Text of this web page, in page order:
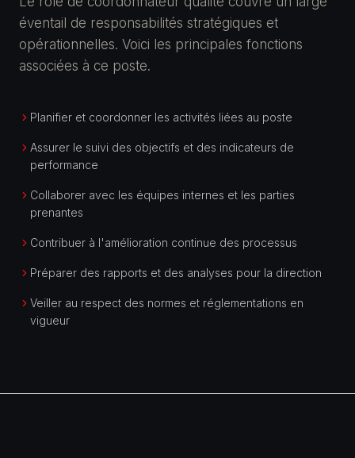
éventail de responsabilités stratégiques et
opérationnelles. Voici les principales fonctions
associées à ce poste.
Planifier et coordonner les activités liées au poste
Assurer le suivi des objectifs et des indicateurs de
performance
Collaborer avec les équipes internes et les parties
prenantes
Contribuer à l'amélioration continue des processus
Préparer des rapports et des analyses pour la direction
Veiller au respect des normes et réglementations en
vigueur